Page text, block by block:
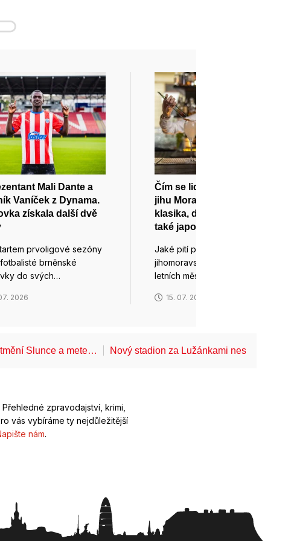
Mali Dante a
Vaníček z Dynama.
získala další dvě
prvoligové sezóny
brněnské
do svých…
2026
Čím se lidé v létě osvěžují na
jihu Moravy? Vede kávová
klasika, domácí limonády a
také japonská matcha
Jaké pití preferují návštěvníci
jihomoravských podniků v
letních měsících a…
15. 07. 2026
Slunce a mete… Nový stadion za Lužánkami nesmí mít dle
zpravodajství, krimi,
vás vybíráme ty nejdůležitější
nám.